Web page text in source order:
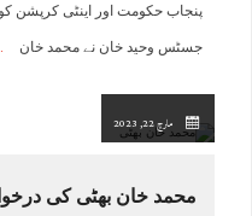
پنجاب حکومت اور اینٹی کرپشن
جسٹس وحید خان نے محمد خان
مارچ 22, 2023
محمد خان بھٹی کی